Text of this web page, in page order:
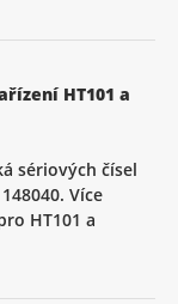
HT101 a
sériových čísel
Více
HT101 a